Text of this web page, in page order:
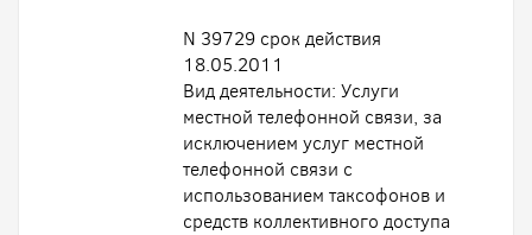
N 39729 срок действия
18.05.2011
Вид деятельности: Услуги
местной телефонной связи, за
исключением услуг местной
телефонной связи с
использованием таксофонов и
средств коллективного доступа